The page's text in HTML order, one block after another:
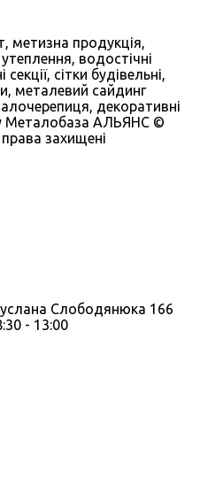
метизна продукція,
водостічні
сітки будівельні,
металевий сайдинг
декоративні
Металобаза АЛЬЯНС ©
права захищені
Слободянюка 166
- 13:00